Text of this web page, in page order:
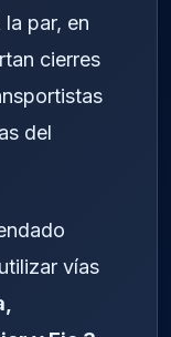
par, en
cierres
del
vías